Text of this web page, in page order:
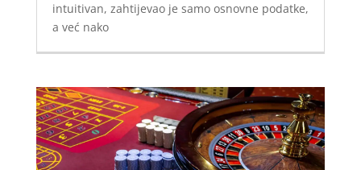
intuitivan, zahtijevao je samo osnovne podatke,
a već nako